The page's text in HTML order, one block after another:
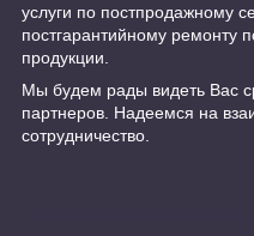
услуги по постпродажному
постгарантийному ремонту
продукции.
Мы будем рады видеть Вас
партнеров. Надеемся на
сотрудничество.